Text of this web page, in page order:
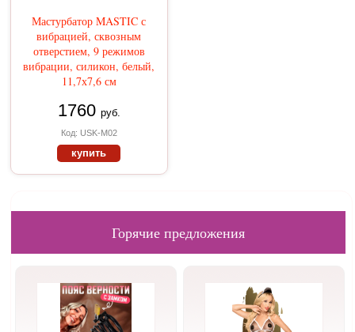
Мастурбатор MASTIC с
вибрацией, сквозным
отверстием, 9 режимов
вибрации, силикон, белый,
11,7х7,6 см
1760 руб.
Код: USK-M02
купить
Горячие предложения